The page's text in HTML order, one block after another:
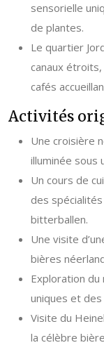
sensorielle
de plantes.
Le quartier
canaux
cafés
Activités
Une croisière
illuminée sous
Un cours de
des
bitterballen.
Une visite
bières
Exploration du
uniques et
Visite du
la célèbre